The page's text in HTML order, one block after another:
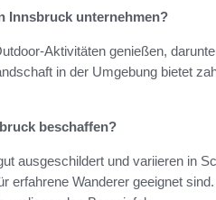
Innsbruck unternehmen?
Aktivitäten genießen,
in der Umgebung bietet
beschaffen?
ausgeschildert und variieren in
erfahrene Wanderer geeignet